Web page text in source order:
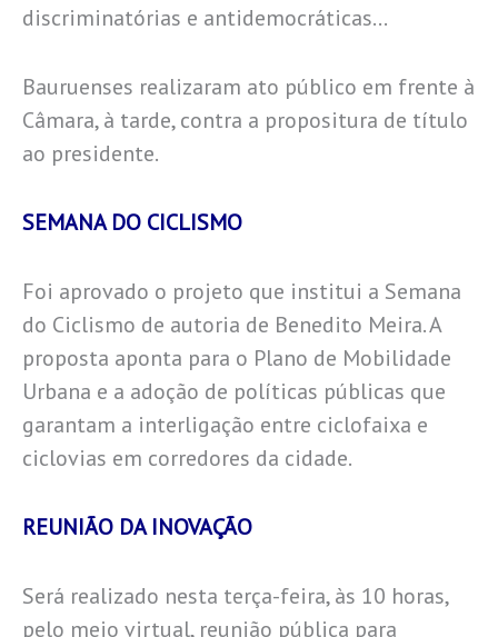
discriminatórias e antidemocráticas…
Bauruenses realizaram ato público em frente à
Câmara, à tarde, contra a propositura de título
ao presidente.
SEMANA DO CICLISMO
Foi aprovado o projeto que institui a Semana
do Ciclismo de autoria de Benedito Meira. A
proposta aponta para o Plano de Mobilidade
Urbana e a adoção de políticas públicas que
garantam a interligação entre ciclofaixa e
ciclovias em corredores da cidade.
REUNIÃO DA INOVAÇÃO
Será realizado nesta terça-feira, às 10 horas,
pelo meio virtual, reunião pública para